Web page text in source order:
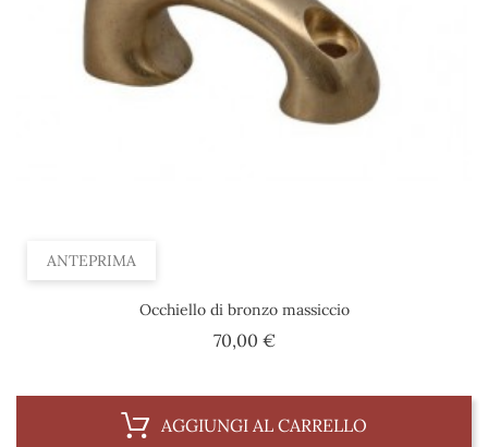
ANTEPRIMA
Occhiello di bronzo massiccio
70,00 €Prezzo
AGGIUNGI AL CARRELLO